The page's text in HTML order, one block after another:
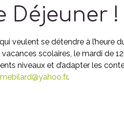
Déjeuner !
veulent se détendre à l’heure
scolaires, le mardi de
niveaux et d’adapter les
.